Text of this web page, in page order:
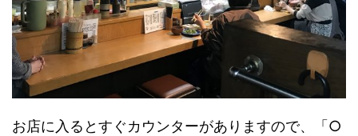
お店に入るとすぐカウンターがありますので、「○